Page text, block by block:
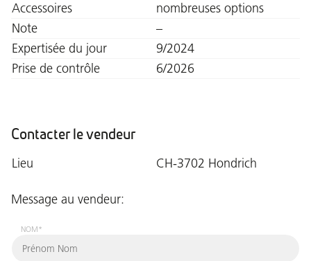
Accessoires
nombreuses options
Note
–
Expertisée du jour
9/2024
Prise de contrôle
6/2026
Contacter le vendeur
Lieu CH-3702 Hondrich
Message au vendeur:
NOM*